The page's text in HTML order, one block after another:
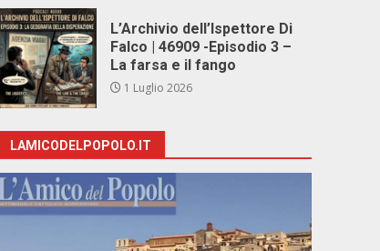
L’Archivio dell’Ispettore Di
Falco | 46909 -Episodio 3 –
La farsa e il fango
1 Luglio 2026
LAMICODELPOPOLO.IT